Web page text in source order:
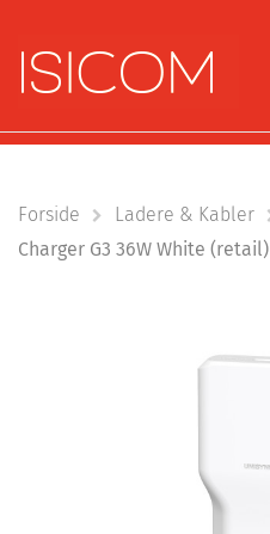
Forside Ladere & Kabler
Charger G3 36W White (retail)